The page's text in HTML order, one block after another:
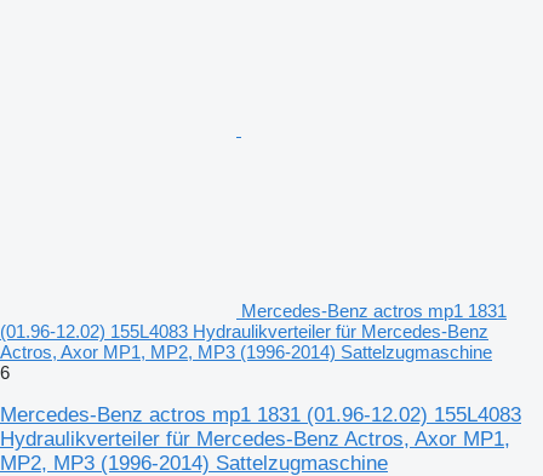
Mercedes-Benz actros mp1 1831
(01.96-12.02) 155L4083 Hydraulikverteiler für Mercedes-Benz
Actros, Axor MP1, MP2, MP3 (1996-2014) Sattelzugmaschine
6
Mercedes-Benz actros mp1 1831 (01.96-12.02) 155L4083
Hydraulikverteiler für Mercedes-Benz Actros, Axor MP1,
MP2, MP3 (1996-2014) Sattelzugmaschine